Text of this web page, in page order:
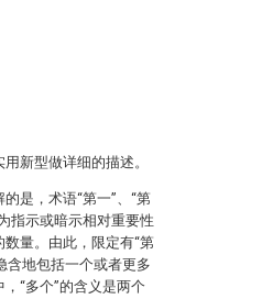
新型做详细的描述。
是，术语“第一”、“第
指示或暗示相对重要性
量。由此，限定有“第
含地包括一个或者更多
“多个”的含义是两个